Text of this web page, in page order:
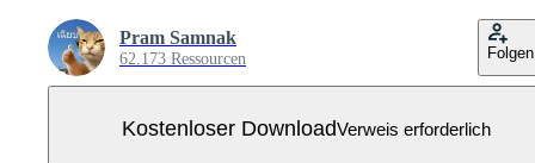
Pram Samnak
62.173 Ressourcen Folgen
Kostenloser DownloadVerweis erforderlich